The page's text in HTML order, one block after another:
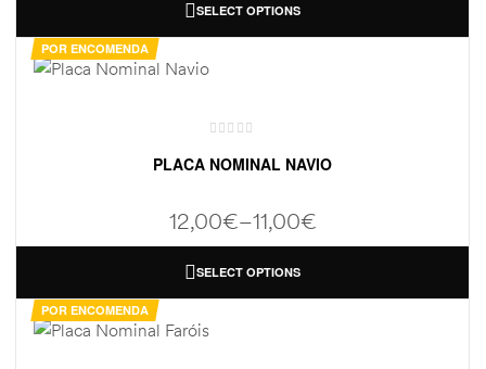
SELECT OPTIONS
POR ENCOMENDA
PLACA NOMINAL NAVIO
11,00€
–
12,00€
SELECT OPTIONS
POR ENCOMENDA